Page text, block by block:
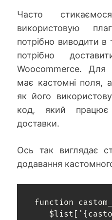
Часто
використовую
потрібно виводити в
потрібно
Woocommerce. Для
має кастомні поля,
як його
код, який
доставки.
Ось так виглядає
додавання
function